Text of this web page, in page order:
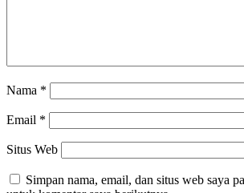
Nama *
Email *
Situs Web
Simpan nama, email, dan situs web saya